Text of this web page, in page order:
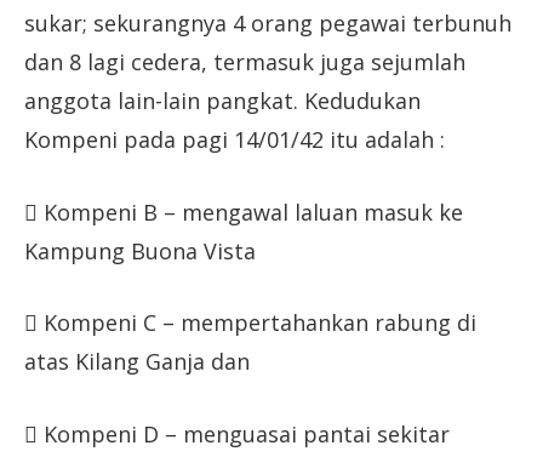
sukar; sekurangnya 4 orang pegawai terbunuh
dan 8 lagi cedera, termasuk juga sejumlah
anggota lain-lain pangkat. Kedudukan
Kompeni pada pagi 14/01/42 itu adalah :
 Kompeni B – mengawal laluan masuk ke
Kampung Buona Vista
 Kompeni C – mempertahankan rabung di
atas Kilang Ganja dan
 Kompeni D – menguasai pantai sekitar